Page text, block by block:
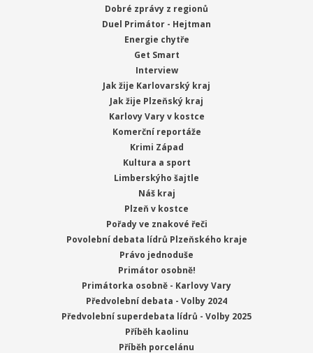
Dobré zprávy z regionů
Duel Primátor - Hejtman
Energie chytře
Get Smart
Interview
Jak žije Karlovarský kraj
Jak žije Plzeňský kraj
Karlovy Vary v kostce
Komerční reportáže
Krimi Západ
Kultura a sport
Limberskýho šajtle
Náš kraj
Plzeň v kostce
Pořady ve znakové řeči
Povolební debata lídrů Plzeňského kraje
Právo jednoduše
Primátor osobně!
Primátorka osobně - Karlovy Vary
Předvolební debata - Volby 2024
Předvolební superdebata lídrů - Volby 2025
Příběh kaolinu
Příběh porcelánu